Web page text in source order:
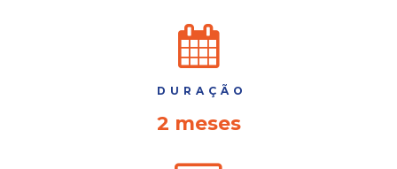
DURAÇÃO
2 meses